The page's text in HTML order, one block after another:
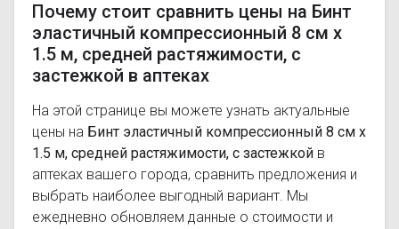
Почему стоит сравнить цены на Бинт
эластичный компрессионный 8 см х
1.5 м, средней растяжимости, с
застежкой в аптеках
На этой странице вы можете узнать актуальные
цены на Бинт эластичный компрессионный 8 см х
1.5 м, средней растяжимости, с застежкой в
аптеках вашего города, сравнить предложения и
выбрать наиболее выгодный вариант. Мы
ежедневно обновляем данные о стоимости и